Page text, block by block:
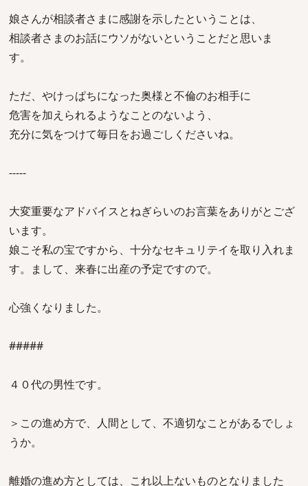
娘さんが相談者さまに感謝を示したということは、
相談者さまのお話にウソがないということだと思いま
す。
ただ、やけっぱちになった奥様と不倫のお相手に
危害を加えられるようなことのないよう、
充分に気をつけて毎日をお過ごしくださいね。
-----
大変重要なアドバイスとねぎらいのお言葉をありがとござ
います。
娘こそ私の宝ですから、十分なセキュリテイを取り入れま
す。まして、来春に出産の予定ですので。
心強くなりました。
#####
４０代の男性です。
＞この進め方で、人間として、不適切なことがあるでしょ
うか。
離婚の進め方としては、これ以上ないものとなりました